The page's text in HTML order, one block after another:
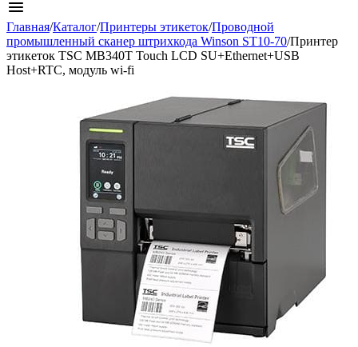
Главная/Каталог/Принтеры этикеток/Проводной
промышленный сканер штрихкода Winson ST10-70/Принтер
этикеток TSC MB340T Touch LCD SU+Ethernet+USB
Host+RTC, модуль wi-fi